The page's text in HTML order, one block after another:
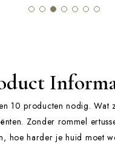
10 producten nodig. Wat
Zonder rommel
hoe harder je huid moet